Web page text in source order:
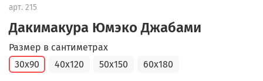
арт. 215
Дакимакура Юмэко Джабами
Размер в сантиметрах
30x90
40x120 50x150 60x180